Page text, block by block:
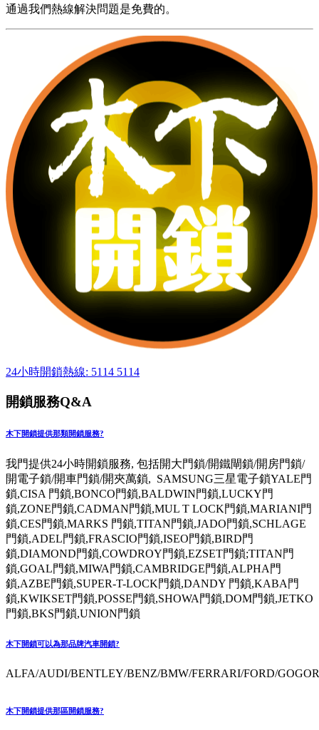
通過我們熱線解決問題是免費的。
24小時開鎖熱線: 5114 5114
開鎖服務Q&A
木下開鎖提供那類開鎖服務?
我門提供24小時開鎖服務, 包括開大門鎖/開鐵閘鎖/開房門鎖/
開電子鎖/開車門鎖/開夾萬鎖, SAMSUNG三星電子鎖YALE門
鎖,CISA 門鎖,BONCO門鎖,BALDWIN門鎖,LUCKY門
鎖,ZONE門鎖,CADMAN門鎖,MUL T LOCK門鎖,MARIANI門
鎖,CES門鎖,MARKS 門鎖,TITAN門鎖,JADO門鎖,SCHLAGE
門鎖,ADEL門鎖,FRASCIO門鎖,ISEO門鎖,BIRD門
鎖,DIAMOND門鎖,COWDROY門鎖,EZSET門鎖;TITAN門
鎖,GOAL門鎖,MIWA門鎖,CAMBRIDGE門鎖,ALPHA門
鎖,AZBE門鎖,SUPER-T-LOCK門鎖,DANDY 門鎖,KABA門
鎖,KWIKSET門鎖,POSSE門鎖,SHOWA門鎖,DOM門鎖,JETKO
門鎖,BKS門鎖,UNION門鎖
木下開鎖可以為那品牌汽車開鎖?
ALFA/AUDI/BENTLEY/BENZ/BMW/FERRARI/FORD/
木下開鎖提供那區開鎖服務?